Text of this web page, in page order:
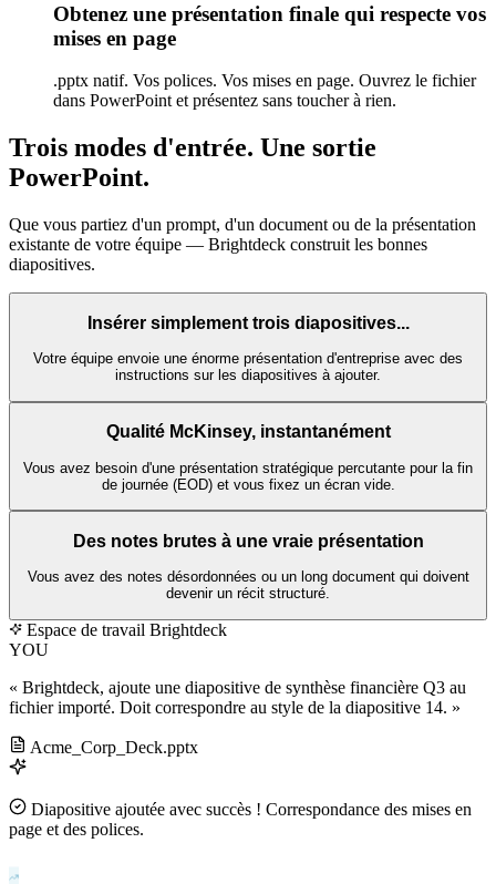
Obtenez une présentation finale qui respecte vos
mises en page
.pptx natif. Vos polices. Vos mises en page. Ouvrez le fichier
dans PowerPoint et présentez sans toucher à rien.
Trois modes d'entrée. Une sortie
PowerPoint.
Que vous partiez d'un prompt, d'un document ou de la présentation
existante de votre équipe — Brightdeck construit les bonnes
diapositives.
Insérer simplement trois diapositives...
Votre équipe envoie une énorme présentation d'entreprise avec des
instructions sur les diapositives à ajouter.
Qualité McKinsey, instantanément
Vous avez besoin d'une présentation stratégique percutante pour la fin
de journée (EOD) et vous fixez un écran vide.
Des notes brutes à une vraie présentation
Vous avez des notes désordonnées ou un long document qui doivent
devenir un récit structuré.
Espace de travail Brightdeck
YOU
« Brightdeck, ajoute une diapositive de synthèse financière Q3 au
fichier importé. Doit correspondre au style de la diapositive 14. »
Acme_Corp_Deck.pptx
Diapositive ajoutée avec succès ! Correspondance des mises en
page et des polices.